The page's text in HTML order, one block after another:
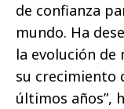
de confianza
mundo. Ha
la evolución
su crecimiento
últimos años”,